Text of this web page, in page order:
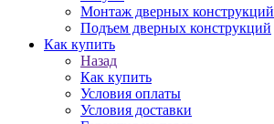
Монтаж дверных конструкций
Подъем дверных конструкций
Как купить
Назад
Как купить
Условия оплаты
Условия доставки